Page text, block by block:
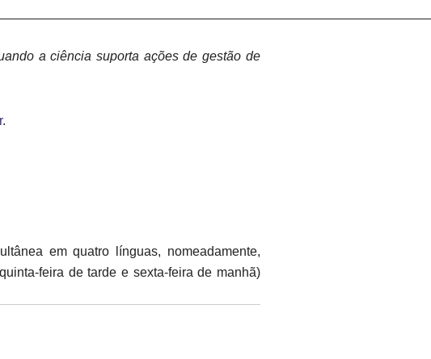
a ciência suporta ações de gestão de
.
em quatro línguas, nomeadamente,
feira de tarde e sexta-feira de manhã)